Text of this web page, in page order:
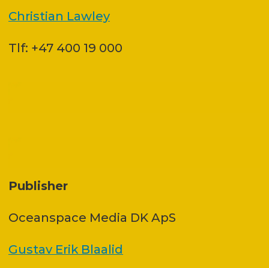
Christian Lawley
Tlf: +47 400 19 000
Publisher
Oceanspace Media DK ApS
Gustav Erik Blaalid